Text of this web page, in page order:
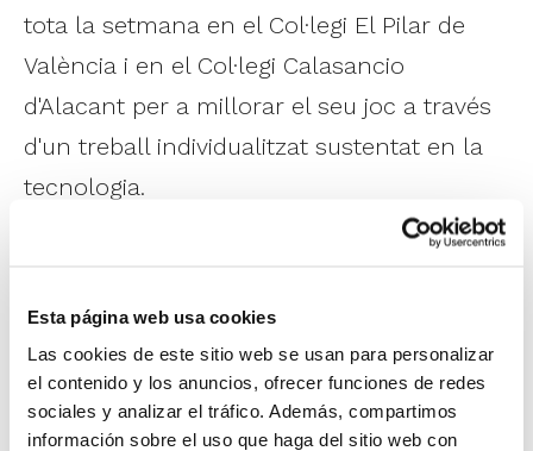
Esta página web usa cookies
Las cookies de este sitio web se usan para personalizar
el contenido y los anuncios, ofrecer funciones de redes
sociales y analizar el tráfico. Además, compartimos
información sobre el uso que haga del sitio web con
tota la setmana en el Col·legi El Pilar de
València i en el Col·legi Calasancio
d'Alacant per a millorar el seu joc a través
d'un treball individualitzat sustentat en la
tecnologia.